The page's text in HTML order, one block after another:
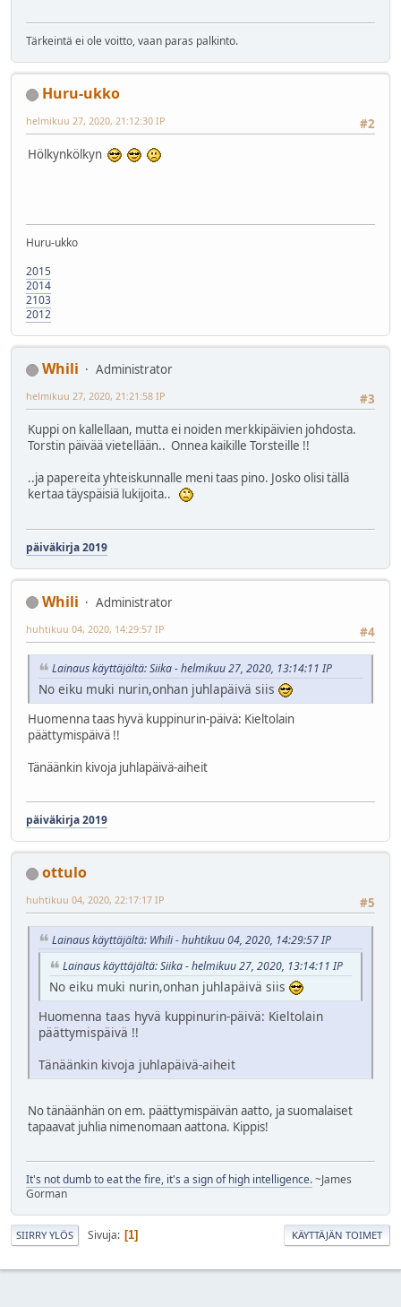
Tärkeintä ei ole voitto, vaan paras palkinto.
Huru-ukko
#2
helmikuu 27, 2020, 21:12:30 IP
Hölkynkölkyn
Huru-ukko
2015
2014
2103
2012
Whili
Administrator
#3
helmikuu 27, 2020, 21:21:58 IP
Kuppi on kallellaan, mutta ei noiden merkkipäivien johdosta.
Torstin päivää vietellään.. Onnea kaikille Torsteille !!
..ja papereita yhteiskunnalle meni taas pino. Josko olisi tällä
kertaa täyspäisiä lukijoita..
päiväkirja 2019
Whili
Administrator
#4
huhtikuu 04, 2020, 14:29:57 IP
Lainaus käyttäjältä: Siika - helmikuu 27, 2020, 13:14:11 IP
No eiku muki nurin,onhan juhlapäivä siis
Huomenna taas hyvä kuppinurin-päivä: Kieltolain
päättymispäivä !!
Tänäänkin kivoja juhlapäivä-aiheit
päiväkirja 2019
ottulo
#5
huhtikuu 04, 2020, 22:17:17 IP
Lainaus käyttäjältä: Whili - huhtikuu 04, 2020, 14:29:57 IP
Lainaus käyttäjältä: Siika - helmikuu 27, 2020, 13:14:11 IP
No eiku muki nurin,onhan juhlapäivä siis
Huomenna taas hyvä kuppinurin-päivä: Kieltolain
päättymispäivä !!
Tänäänkin kivoja juhlapäivä-aiheit
No tänäänhän on em. päättymispäivän aatto, ja suomalaiset
tapaavat juhlia nimenomaan aattona. Kippis!
It's not dumb to eat the fire, it's a sign of high intelligence.~James
Gorman
SIIRRY YLÖS Sivuja 1 KÄYTTÄJÄN TOIMET